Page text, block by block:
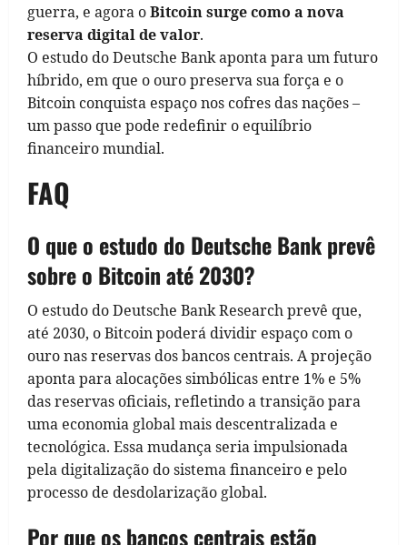
guerra, e agora oBitcoin surge como a nova
reserva digital de valor.
O estudo do Deutsche Bank aponta para um futuro
híbrido, em que o ouro preserva sua força e o
Bitcoin conquista espaço nos cofres das nações –
um passo que pode redefinir o equilíbrio
financeiro mundial.
FAQ
O que o estudo do Deutsche Bank prevê
sobre o Bitcoin até 2030?
O estudo do Deutsche Bank Research prevê que,
até 2030, o Bitcoin poderá dividir espaço com o
ouro nas reservas dos bancos centrais. A projeção
aponta para alocações simbólicas entre 1% e 5%
das reservas oficiais, refletindo a transição para
uma economia global mais descentralizada e
tecnológica. Essa mudança seria impulsionada
pela digitalização do sistema financeiro e pelo
processo de desdolarização global.
Por que os bancos centrais estão